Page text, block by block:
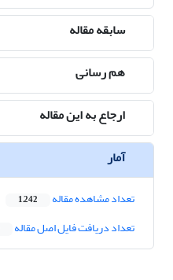
سابقه مقاله
هم رسانی
ارجاع به این مقاله
آمار
تعداد مشاهده مقاله 1,242
تعداد دریافت فایل اصل مقاله